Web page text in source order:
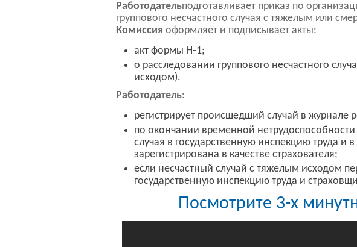
Работодательподготавливает приказ по
группового несчастного случая с тяжелым или
Комиссия оформляет и подписывает акты:
акт формы Н-1;
о расследовании группового несчастного
исходом).
Работодатель:
регистрирует происшедший случай в журнале
по окончании временной
случая в государственную инспекцию труда и
зарегистрирована в качестве страхователя;
если несчастный случай c тяжелым исходом
государственную инспекцию труда и
Посмотрите 3-х